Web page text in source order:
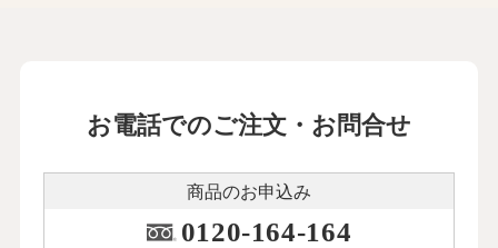
お電話でのご注文・お問合せ
商品のお申込み
0120-164-164